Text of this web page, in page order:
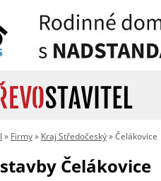
» Firmy» Kraj Středočeský» Čelákovice
Čelákovice